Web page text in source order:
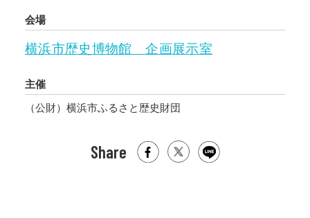
会場
横浜市歴史博物館 企画展示室
主催
（公財）横浜市ふるさと歴史財団
Share